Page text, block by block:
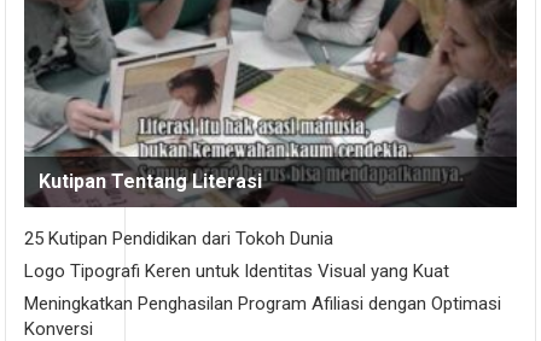
Kutipan Tentang Literasi
25 Kutipan Pendidikan dari Tokoh Dunia
Logo Tipografi Keren untuk Identitas Visual yang Kuat
Meningkatkan Penghasilan Program Afiliasi dengan Optimasi
Konversi